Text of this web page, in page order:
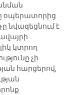
օպերատորից
նվազեցնում է
կտրող
չի
հարցերով,